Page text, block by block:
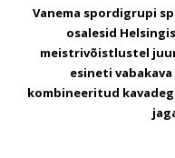
Vanema spordigrupi
osalesid
meistrivõistlustel
esineti
kombineeritud